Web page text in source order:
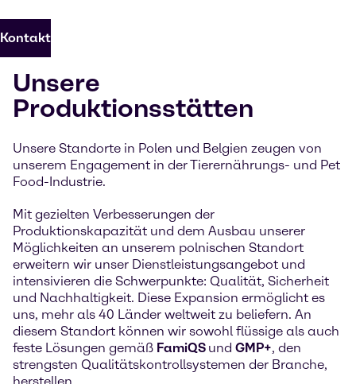
Kontakt
Unsere
Produktionsstätten
Unsere Standorte in Polen und Belgien zeugen von
unserem Engagement in der Tierernährungs- und Pet
Food-Industrie.
Mit gezielten Verbesserungen der
Produktionskapazität und dem Ausbau unserer
Möglichkeiten an unserem polnischen Standort
erweitern wir unser Dienstleistungsangebot und
intensivieren die Schwerpunkte: Qualität, Sicherheit
und Nachhaltigkeit. Diese Expansion ermöglicht es
uns, mehr als 40 Länder weltweit zu beliefern. An
diesem Standort können wir sowohl flüssige als auch
feste Lösungen gemäß FamiQS und GMP+, den
strengsten Qualitätskontrollsystemen der Branche,